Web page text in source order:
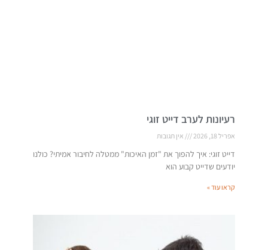
רעיונות לערב דייט זוגי
אפריל 18, 2026 אין תגובות
דייט זוגי: איך להפוך את "זמן האיכות" ממטלה לחיבור אמיתי? כולנו
יודעים שדייט קבוע הוא
קראו עוד »